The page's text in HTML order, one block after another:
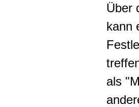
Über
kann
als